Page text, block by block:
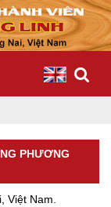
PHƯƠNG
Việt Nam.